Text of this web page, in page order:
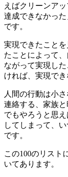
えばクリーンア
達成できなかっ
です。
実現できたこと
たことによって
ながって実現し
ければ、実現で
人間の行動は小
連絡する、家族
でもやろうと思
してしまって、
です。
この100のリスト
いてあります。